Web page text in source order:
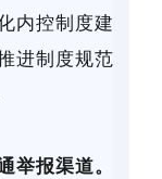
内控制度建
进制度规范
举报渠道。